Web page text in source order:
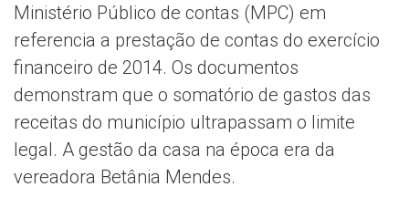
Ministério Público de contas (MPC) em
referencia a prestação de contas do exercício
financeiro de 2014. Os documentos
demonstram que o somatório de gastos das
receitas do município ultrapassam o limite
legal. A gestão da casa na época era da
vereadora Betânia Mendes.